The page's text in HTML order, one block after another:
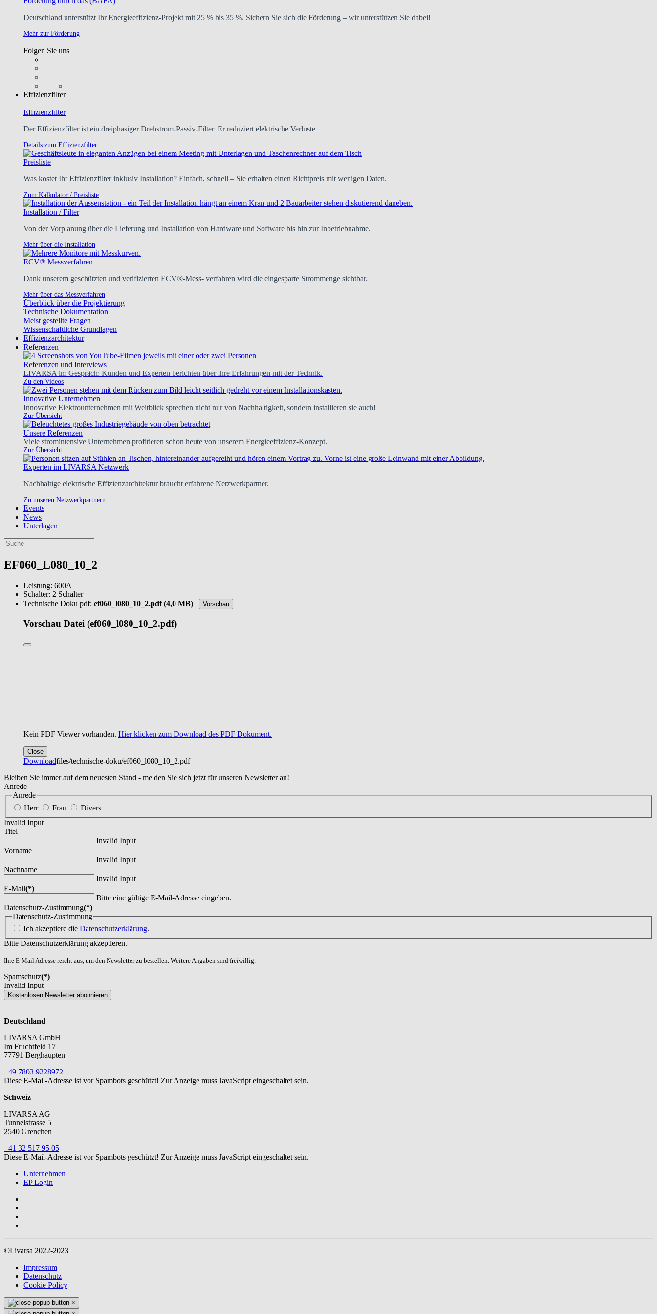
Deutschland unterstützt Ihr Energieeffizienz-Projekt mit 25 % bis 35 %. Sichern Sie sich die Förderung – wir unterstützen Sie dabei!
Mehr zur Förderung
Folgen Sie uns
Effizienzfilter
Effizienzfilter
Der Effizienzfilter ist ein dreiphasiger Drehstrom-Passiv-Filter. Er reduziert elektrische Verluste.
Details zum Effizienzfilter
Preisliste
Was kostet Ihr Effizienzfilter inklusiv Installation? Einfach, schnell – Sie erhalten einen Richtpreis mit wenigen Daten.
Zum Kalkulator / Preisliste
Installation / Filter
Von der Vorplanung über die Lieferung und Installation von Hardware und Software bis hin zur Inbetriebnahme.
Mehr über die Installation
ECV® Messverfahren
Dank unserem geschützten und verifizierten ECV®-Mess- verfahren wird die eingesparte Strommenge sichtbar.
Mehr über das Messverfahren
Überblick über die Projektierung
Technische Dokumentation
Meist gestellte Fragen
Wissenschaftliche Grundlagen
Effizienzarchitektur
Referenzen
Referenzen und Interviews
LIVARSA im Gespräch: Kunden und Experten berichten über ihre Erfahrungen mit der Technik.
Zu den Videos
Innovative Unternehmen
Innovative Elektrounternehmen mit Weitblick sprechen nicht nur von Nachhaltigkeit, sondern installieren sie auch!
Zur Übersicht
Unsere Referenzen
Viele stromintensive Unternehmen profitieren schon heute von unserem Energieeffizienz-Konzept.
Zur Übersicht
Experten im LIVARSA Netzwerk
Nachhaltige elektrische Effizienzarchitektur braucht erfahrene Netzwerkpartner.
Zu unseren Netzwerkpartnern
Events
News
Unterlagen
EF060_L080_10_2
Leistung: 600A
Schalter: 2 Schalter
Technische Doku pdf: ef060_l080_10_2.pdf (4,0 MB) Vorschau
Vorschau Datei (ef060_l080_10_2.pdf)
Kein PDF Viewer vorhanden. Hier klicken zum Download des PDF Dokument.
Close
Downloadfiles/technische-doku/ef060_l080_10_2.pdf
Bleiben Sie immer auf dem neuesten Stand - melden Sie sich jetzt für unseren Newsletter an!
Anrede
Anrede
Herr
Frau
Divers
Invalid Input
Titel
Invalid Input
Vorname
Invalid Input
Nachname
Invalid Input
E-Mail(*)
Bitte eine gültige E-Mail-Adresse eingeben.
Datenschutz-Zustimmung(*)
Datenschutz-Zustimmung
Ich akzeptiere die Datenschutzerklärung.
Bitte Datenschutzerklärung akzeptieren.
Ihre E-Mail Adresse reicht aus, um den Newsletter zu bestellen. Weitere Angaben sind freiwillig.
Spamschutz(*)
Invalid Input
Kostenlosen Newsletter abonnieren
Deutschland
LIVARSA GmbH
Im Fruchtfeld 17
77791 Berghaupten
+49 7803 9228972
Diese E-Mail-Adresse ist vor Spambots geschützt! Zur Anzeige muss JavaScript eingeschaltet sein.
Schweiz
LIVARSA AG
Tunnelstrasse 5
2540 Grenchen
+41 32 517 95 05
Diese E-Mail-Adresse ist vor Spambots geschützt! Zur Anzeige muss JavaScript eingeschaltet sein.
Unternehmen
EP Login
©Livarsa 2022-2023
Impressum
Datenschutz
Cookie Policy
×